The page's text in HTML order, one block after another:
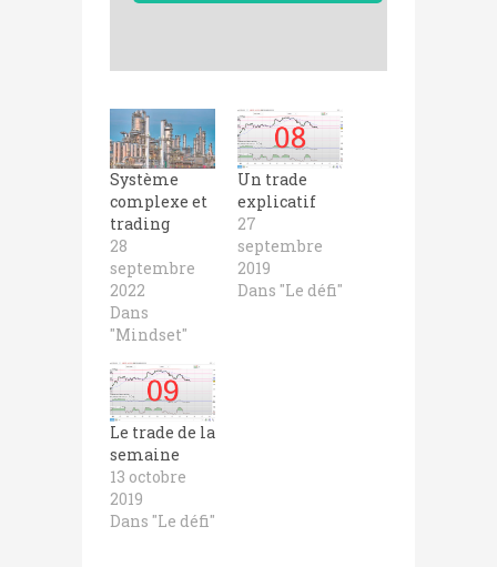
Système
complexe et
trading
28
septembre
2022
Dans
"Mindset"
Un trade
explicatif
27
septembre
2019
Dans "Le défi"
Le trade de la
semaine
13 octobre
2019
Dans "Le défi"